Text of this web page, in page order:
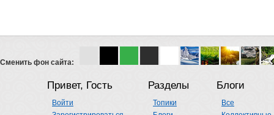
Сменить фон сайта:
Привет, Гость
Войти
Разделы
Топики
Блоги
Все